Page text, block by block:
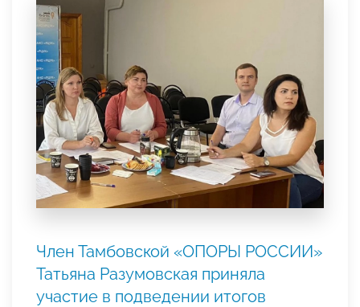
Член Тамбовской «ОПОРЫ РОССИИ»
Татьяна Разумовская приняла
участие в подведении итогов